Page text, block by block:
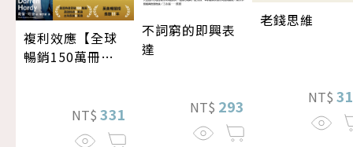
複利效應【全球
暢銷150萬冊・
NT$ 331
不詞窮的即興表
達
NT$ 293
老錢思維
NT$